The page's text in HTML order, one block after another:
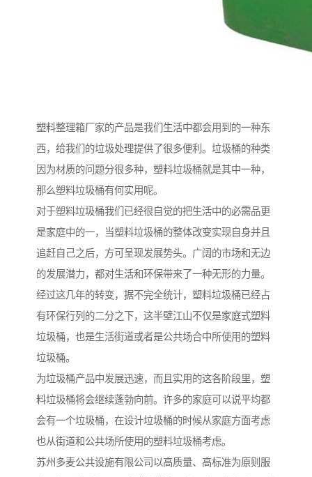
塑料整理箱厂家的产品是我们生活中都会用到的一种东
西，给我们的垃圾处理提供了很多便利。垃圾桶的种类
因为材质的问题分很多种，塑料垃圾桶就是其中一种，
那么塑料垃圾桶有何实用呢。
对于塑料垃圾桶我们已经很自觉的把生活中的必需品更
是家庭中的一，当塑料垃圾桶的整体改变实现自身并且
追赶自己之后，方可呈现发展势头。广阔的市场和无边
的发展潜力，都对生活和环保带来了一种无形的力量。
经过这几年的转变，据不完全统计，塑料垃圾桶已经占
有环保行列的二分之下，这半壁江山不仅是家庭式塑料
垃圾桶，也是生活街道或者是公共场合中所使用的塑料
垃圾桶。
为垃圾桶产品中发展迅速，而且实用的这各阶段里，塑
料垃圾桶将会继续蓬勃向前。许多的家庭可以说平均都
会有一个垃圾桶，在设计垃圾桶的时候从家庭方面考虑
也从街道和公共场所使用的塑料垃圾桶考虑。
苏州多麦公共设施有限公司以高质量、高标准为原则服